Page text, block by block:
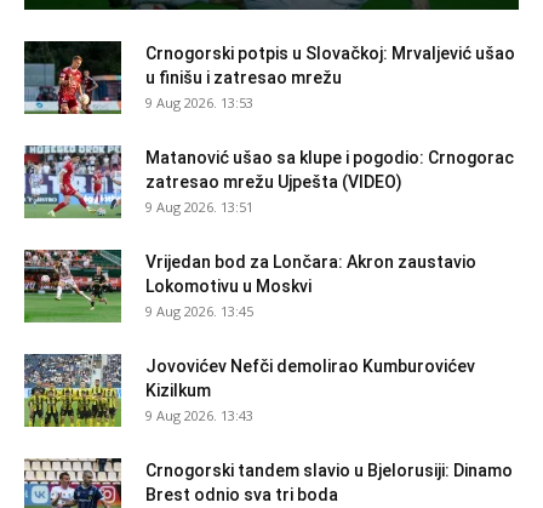
Crnogorski potpis u Slovačkoj: Mrvaljević ušao
u finišu i zatresao mrežu
9 Aug 2026. 13:53
Matanović ušao sa klupe i pogodio: Crnogorac
zatresao mrežu Ujpešta (VIDEO)
9 Aug 2026. 13:51
Vrijedan bod za Lončara: Akron zaustavio
Lokomotivu u Moskvi
9 Aug 2026. 13:45
Jovovićev Nefči demolirao Kumburovićev
Kizilkum
9 Aug 2026. 13:43
Crnogorski tandem slavio u Bjelorusiji: Dinamo
Brest odnio sva tri boda